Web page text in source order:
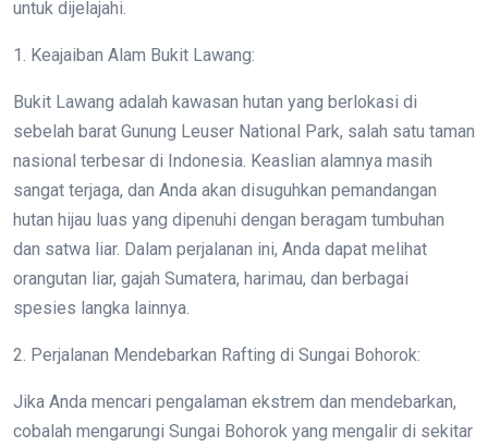
untuk dijelajahi.
1. Keajaiban Alam Bukit Lawang:
Bukit Lawang adalah kawasan hutan yang berlokasi di
sebelah barat Gunung Leuser National Park, salah satu taman
nasional terbesar di Indonesia. Keaslian alamnya masih
sangat terjaga, dan Anda akan disuguhkan pemandangan
hutan hijau luas yang dipenuhi dengan beragam tumbuhan
dan satwa liar. Dalam perjalanan ini, Anda dapat melihat
orangutan liar, gajah Sumatera, harimau, dan berbagai
spesies langka lainnya.
2. Perjalanan Mendebarkan Rafting di Sungai Bohorok:
Jika Anda mencari pengalaman ekstrem dan mendebarkan,
cobalah mengarungi Sungai Bohorok yang mengalir di sekitar